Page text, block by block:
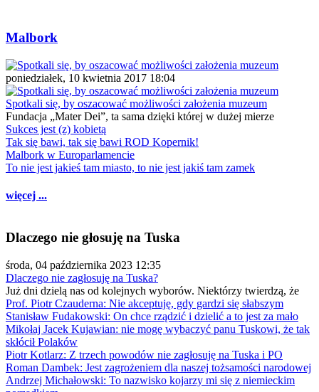
Malbork
poniedziałek, 10 kwietnia 2017 18:04
Spotkali się, by oszacować możliwości założenia muzeum
Fundacja „Mater Dei”, ta sama dzięki której w dużej mierze
Sukces jest (z) kobietą
Tak się bawi, tak się bawi ROD Kopernik!
Malbork w Europarlamencie
To nie jest jakieś tam miasto, to nie jest jakiś tam zamek
więcej ...
Dlaczego nie głosuję na Tuska
środa, 04 października 2023 12:35
Dlaczego nie zagłosuję na Tuska?
Już dni dzielą nas od kolejnych wyborów. Niektórzy twierdzą, że
Prof. Piotr Czauderna: Nie akceptuję, gdy gardzi się słabszym
Stanisław Fudakowski: On chce rządzić i dzielić a to jest za mało
Mikołaj Jacek Kujawian: nie mogę wybaczyć panu Tuskowi, że tak
skłócił Polaków
Piotr Kotlarz: Z trzech powodów nie zagłosuję na Tuska i PO
Roman Dambek: Jest zagrożeniem dla naszej tożsamości narodowej
Andrzej Michałowski: To nazwisko kojarzy mi się z niemieckim